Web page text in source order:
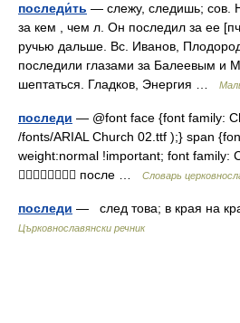
последи́ть — слежу, следишь; сов.
за кем , чем л. Он последил за ее
ручью дальше. Вс. Иванов,
последили глазами за Балеевым и
шептаться. Гладков, Энергия …
последи — @font face {font family:
/fonts/ARIAL Church 02.ttf );} span
weight:normal !important; font family:
 после …
Словарь
последи — след това; в края на
Църковнославянски речник